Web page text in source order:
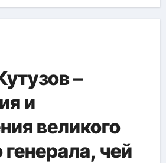
–
и
великого
генерала, чей